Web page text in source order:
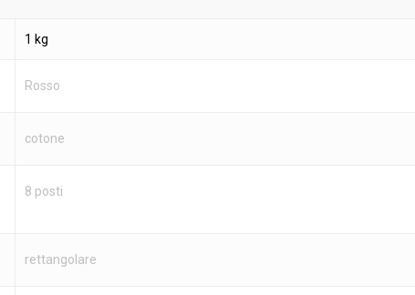
1 kg
Rosso
cotone
8 posti
rettangolare